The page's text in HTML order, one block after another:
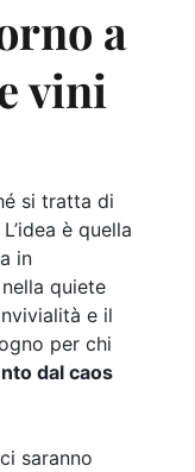
a
vini
si tratta di
L’idea è quella
in
quiete
e il
per chi
dal caos
saranno